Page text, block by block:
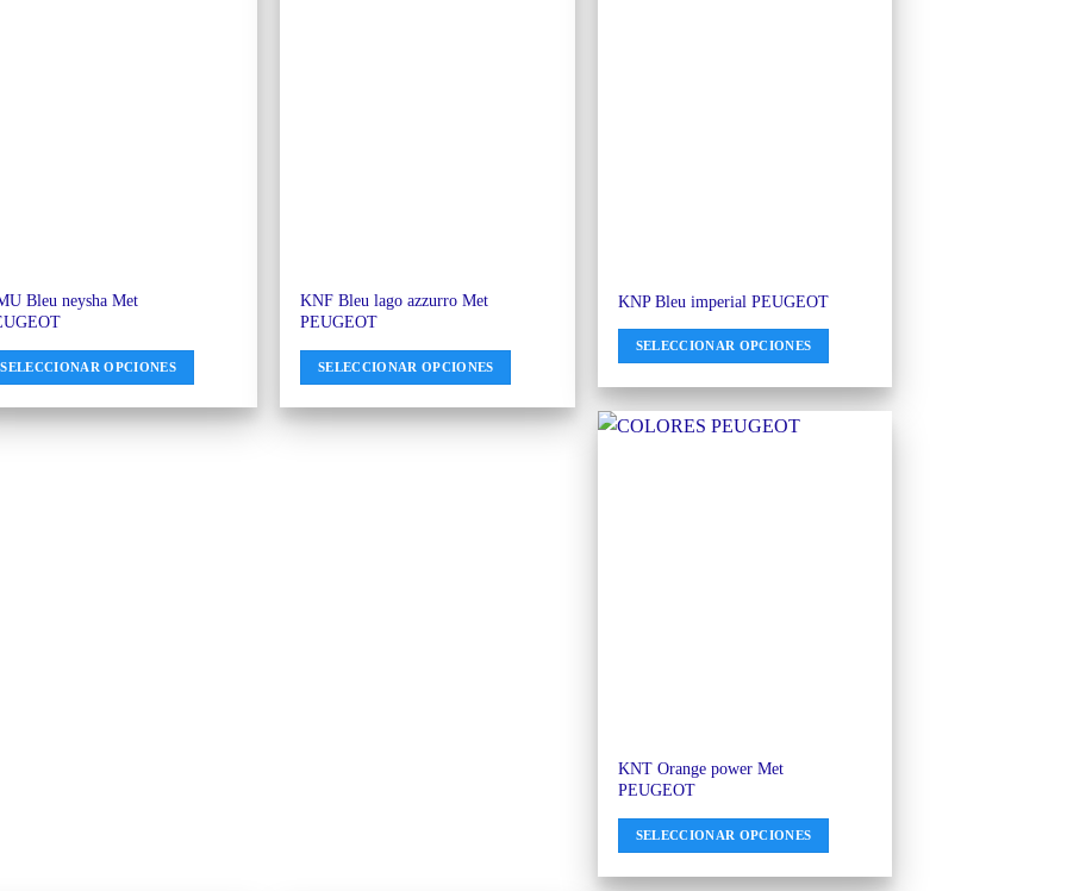
Bleu neysha Met
SELECCIONAR OPCIONES
KNF Bleu lago azzurro Met
PEUGEOT
SELECCIONAR OPCIONES
KNP Bleu imperial PEUGEOT
SELECCIONAR OPCIONES
KNT Orange power Met
PEUGEOT
SELECCIONAR OPCIONES